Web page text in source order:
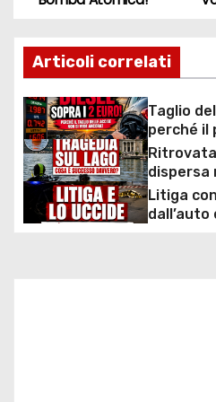
a
v
i
g
a
z
Articoli correlati
Taglio
perché il
sopra i 2
sconto
dispersa
ore di
Litiga